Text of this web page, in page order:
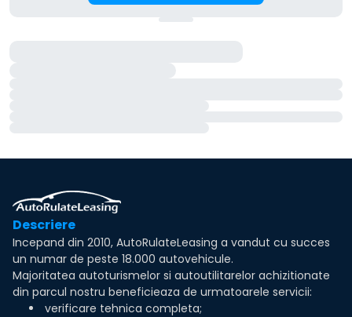
Descriere
Incepand din 2010, AutoRulateLeasing a vandut cu succes
un numar de peste 18.000 autovehicule.
Majoritatea autoturismelor si autoutilitarelor achizitionate
din parcul nostru beneficieaza de urmatoarele servicii:
verificare tehnica completa;